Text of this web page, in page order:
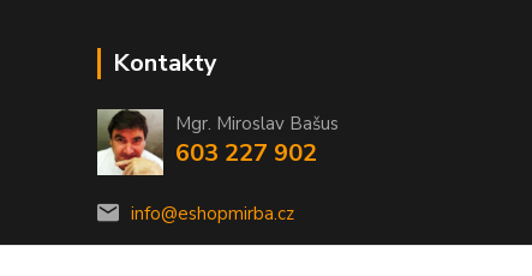
Kontakty
Mgr. Miroslav Bašus
603 227 902
info@eshopmirba.cz